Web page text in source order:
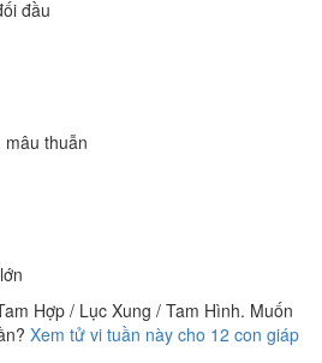
đầu
thuẫn
Hợp / Lục Xung / Tam Hình. Muốn
Xem tử vi tuần này cho 12 con giáp